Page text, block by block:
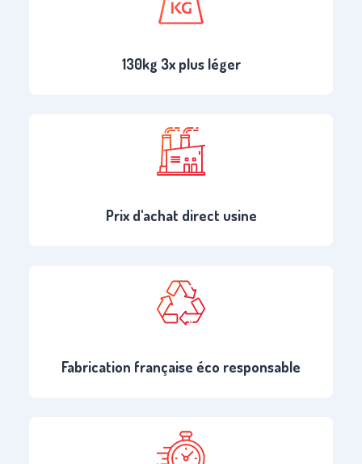
130kg 3x plus léger
Prix d'achat direct usine
Fabrication française éco responsable